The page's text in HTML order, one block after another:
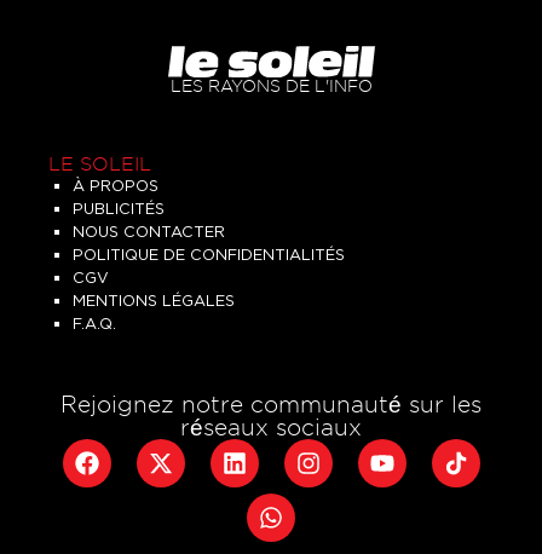
LES RAYONS DE L'INFO
LE SOLEIL
À PROPOS
PUBLICITÉS
NOUS CONTACTER
POLITIQUE DE CONFIDENTIALITÉS
CGV
MENTIONS LÉGALES
F.A.Q.
Rejoignez notre communauté sur les
réseaux sociaux